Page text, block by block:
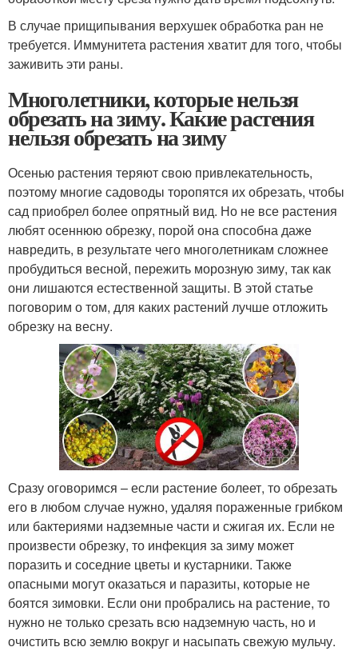
В случае прищипывания верхушек обработка ран не
требуется. Иммунитета растения хватит для того, чтобы
заживить эти раны.
Многолетники, которые нельзя
обрезать на зиму. Какие растения
нельзя обрезать на зиму
Осенью растения теряют свою привлекательность,
поэтому многие садоводы торопятся их обрезать, чтобы
сад приобрел более опрятный вид. Но не все растения
любят осеннюю обрезку, порой она способна даже
навредить, в результате чего многолетникам сложнее
пробудиться весной, пережить морозную зиму, так как
они лишаются естественной защиты. В этой статье
поговорим о том, для каких растений лучше отложить
обрезку на весну.
Сразу оговоримся – если растение болеет, то обрезать
его в любом случае нужно, удаляя пораженные грибком
или бактериями надземные части и сжигая их. Если не
произвести обрезку, то инфекция за зиму может
поразить и соседние цветы и кустарники. Также
опасными могут оказаться и паразиты, которые не
боятся зимовки. Если они пробрались на растение, то
нужно не только срезать всю надземную часть, но и
очистить всю землю вокруг и насыпать свежую мульчу.